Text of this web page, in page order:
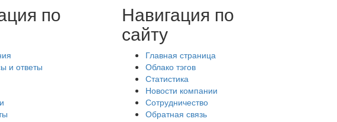
по
и ответы
Навигация по
сайту
Главная страница
Облако тэгов
Статистика
Новости компании
Сотрудничество
Обратная связь